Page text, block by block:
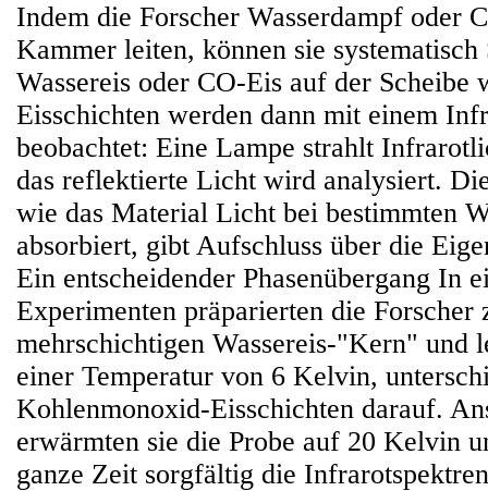
Indem die Forscher Wasserdampf oder
Kammer leiten, können sie systematisch
Wassereis oder CO-Eis auf der Scheibe
Eisschichten werden dann mit einem
beobachtet: Eine Lampe strahlt
das reflektierte Licht wird analysiert.
wie das Material Licht bei bestimmten
absorbiert, gibt Aufschluss über die
Ein entscheidender Phasenübergang In
Experimenten präparierten die Forscher
mehrschichtigen Wassereis-"Kern" und
einer Temperatur von 6 Kelvin,
Kohlenmonoxid-Eisschichten darauf.
erwärmten sie die Probe auf 20 Kelvin
ganze Zeit sorgfältig die